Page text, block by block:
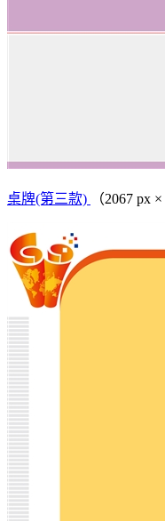
桌牌(第三款) （2067 px